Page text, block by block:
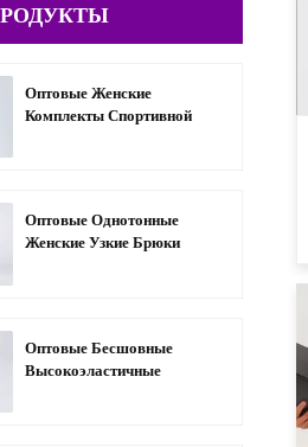
Оптовые Женские
Комплекты Спортивной
Оптовые Однотонные
Женские Узкие Брюки
Оптовые Бесшовные
Высокоэластичные